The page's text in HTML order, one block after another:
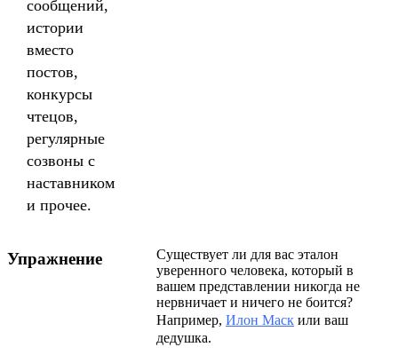
сообщений,
истории
вместо
постов,
конкурсы
чтецов,
регулярные
созвоны с
наставником
и прочее.
Упражнение
Существует ли для вас эталон
уверенного человека, который в
вашем представлении никогда не
нервничает и ничего не боится?
Например, Илон Маск или ваш
дедушка.